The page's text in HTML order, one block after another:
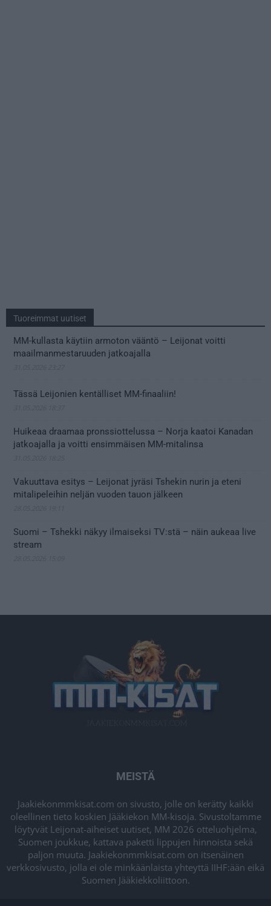
Tuoreimmat uutiset
MM-kullasta käytiin armoton vääntö – Leijonat voitti
maailmanmestaruuden jatkoajalla
Tässä Leijonien kentälliset MM-finaaliin!
Huikeaa draamaa pronssiottelussa – Norja kaatoi Kanadan
jatkoajalla ja voitti ensimmäisen MM-mitalinsa
Vakuuttava esitys – Leijonat jyräsi Tshekin nurin ja eteni
mitalipeleihin neljän vuoden tauon jälkeen
Suomi – Tshekki näkyy ilmaiseksi TV:stä – näin aukeaa live
stream
MEISTÄ
Jaakiekonmmkisat.com on sivusto, jolle on kerätty kaikki
oleellinen tieto koskien Jääkiekon MM-kisoja. Sivustoltamme
löytyvät Leijonat-aiheiset uutiset, MM 2026 otteluohjelma,
Suomen joukkue, kattava paketti lippujen hinnoista sekä
paljon muuta. Jaakiekonmmkisat.com on itsenäinen
verkkosivusto, jolla ei ole minkäänlaista yhteyttä IIHF:ään eikä
Suomen Jääkiekkoliittoon.